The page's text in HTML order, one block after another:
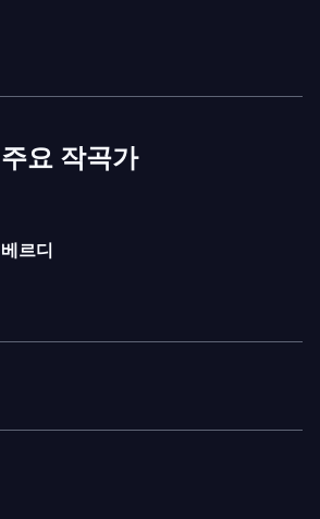
지오(바리톤 블라디슬라프 술림
세르게이 스코로코도프)와 대립
로 꾸며진
이슈였던 이탈리아 독립에 대한 베
표현한 작품이다. 5세기 훈족 아
략에서 느슨하게 영감을 받은 이
지는 일을 탐구한다. 1846년 3월
다.
요 작곡가
르디